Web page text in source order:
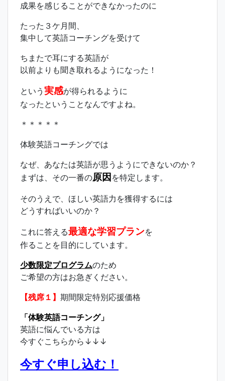
成果を感じることができなかったのに
たった３ケ月間、
集中して英語コーチングを受けて
ちまたで耳にする英語が
以前よりも聞き取れるようになった！
という 実感が得られるように
なったということなんですよね。
＊＊＊＊＊
体験英語コーチングでは
なぜ、あなたは英語が思うようにできないのか？
まずは、その一番の原因 を特定します。
そのうえで、ほしい英語力を獲得するには
どうすればいいのか？
これに答える最適な学習プランを
作ることを目的にしています。
少数限定プログラムのため
ご希望の方はお急ぎください。
【残席１】 期間限定特別応援価格
「体験英語コーチング」
英語に悩んでいる方は
今すぐこちらから↓↓↓
今すぐ申し込む！